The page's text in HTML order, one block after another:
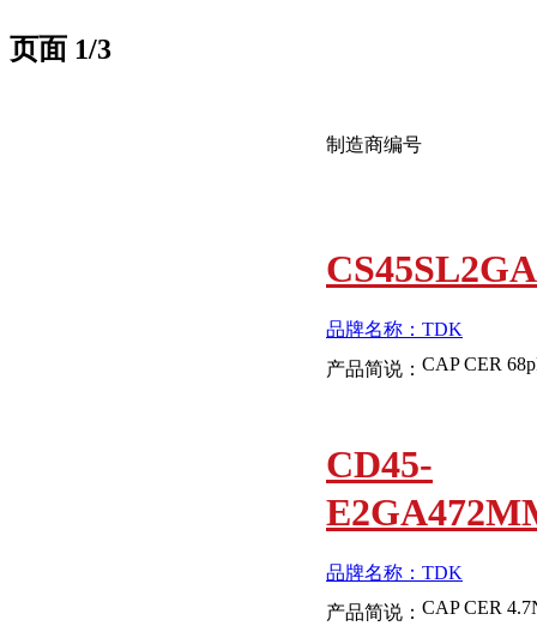
页面 1/3
制造商编号
品牌名称：TDK
产品简说：
CD45-
品牌名称：TDK
产品简说：